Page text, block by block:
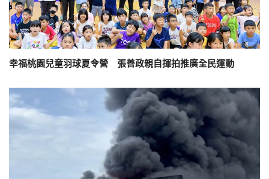
幸福桃園兒童羽球夏令營 張善政親自揮拍推廣全民運動